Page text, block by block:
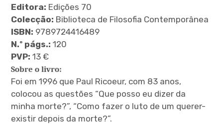
DOCUMENTOS child
menu
Editora: Edições 70
Colecção: Biblioteca de Filosofia Contemporânea
ISBN: 9789724416489
N.º págs.: 120
PVP: 13 €
Sobre o livro:
Foi em 1996 que Paul Ricoeur, com 83 anos,
colocou as questões “Que posso eu dizer da
minha morte?”, “Como fazer o luto de um querer-
existir depois da morte?”.